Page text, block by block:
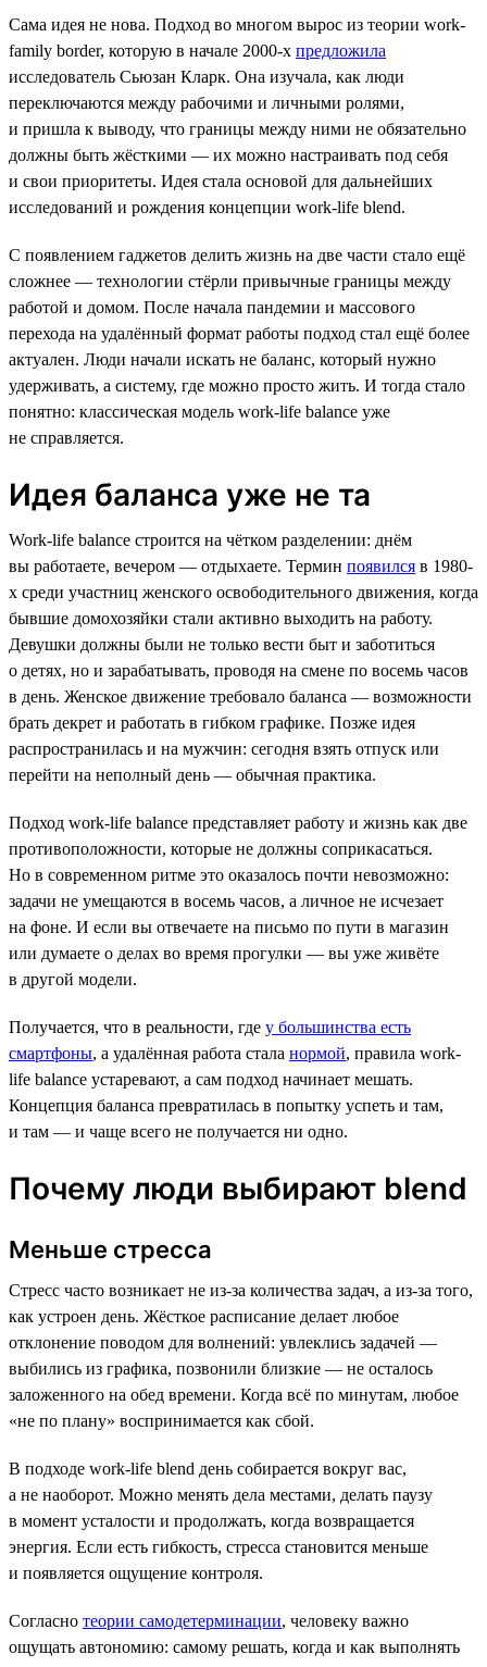
Сама идея не нова. Подход во многом вырос из теории work-
family border, которую в начале 2000-х предложила
исследователь Сьюзан Кларк. Она изучала, как люди
переключаются между рабочими и личными ролями,
и пришла к выводу, что границы между ними не обязательно
должны быть жёсткими — их можно настраивать под себя
и свои приоритеты. Идея стала основой для дальнейших
исследований и рождения концепции work-life blend.
С появлением гаджетов делить жизнь на две части стало ещё
сложнее — технологии стёрли привычные границы между
работой и домом. После начала пандемии и массового
перехода на удалённый формат работы подход стал ещё более
актуален. Люди начали искать не баланс, который нужно
удерживать, а систему, где можно просто жить. И тогда стало
понятно: классическая модель work-life balance уже
не справляется.
Идея баланса уже не та
Work-life balance строится на чётком разделении: днём
вы работаете, вечером — отдыхаете. Термин появился в 1980-
х среди участниц женского освободительного движения, когда
бывшие домохозяйки стали активно выходить на работу.
Девушки должны были не только вести быт и заботиться
о детях, но и зарабатывать, проводя на смене по восемь часов
в день. Женское движение требовало баланса — возможности
брать декрет и работать в гибком графике. Позже идея
распространилась и на мужчин: сегодня взять отпуск или
перейти на неполный день — обычная практика.
Подход work-life balance представляет работу и жизнь как две
противоположности, которые не должны соприкасаться.
Но в современном ритме это оказалось почти невозможно:
задачи не умещаются в восемь часов, а личное не исчезает
на фоне. И если вы отвечаете на письмо по пути в магазин
или думаете о делах во время прогулки — вы уже живёте
в другой модели.
Получается, что в реальности, где у большинства есть
смартфоны, а удалённая работа стала нормой, правила work-
life balance устаревают, а сам подход начинает мешать.
Концепция баланса превратилась в попытку успеть и там,
и там — и чаще всего не получается ни одно.
Почему люди выбирают blend
Меньше стресса
Стресс часто возникает не из-за количества задач, а из-за того,
как устроен день. Жёсткое расписание делает любое
отклонение поводом для волнений: увлеклись задачей —
выбились из графика, позвонили близкие — не осталось
заложенного на обед времени. Когда всё по минутам, любое
«не по плану» воспринимается как сбой.
В подходе work-life blend день собирается вокруг вас,
а не наоборот. Можно менять дела местами, делать паузу
в момент усталости и продолжать, когда возвращается
энергия. Если есть гибкость, стресса становится меньше
и появляется ощущение контроля.
Согласно теории самодетерминации, человеку важно
ощущать автономию: самому решать, когда и как выполнять